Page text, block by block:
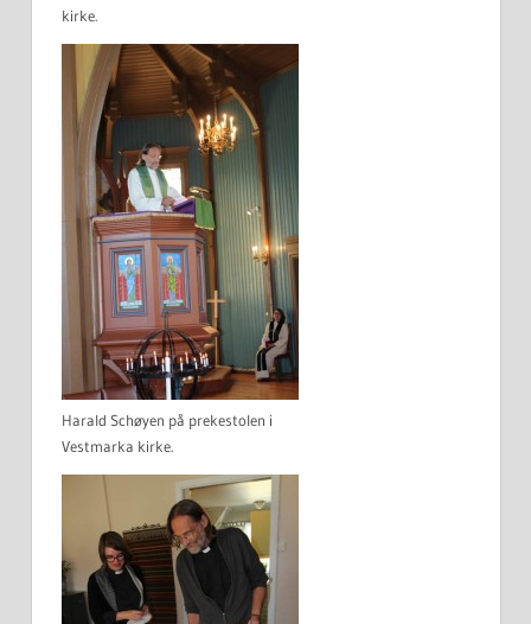
kirke.
Harald Schøyen på prekestolen i
Vestmarka kirke.